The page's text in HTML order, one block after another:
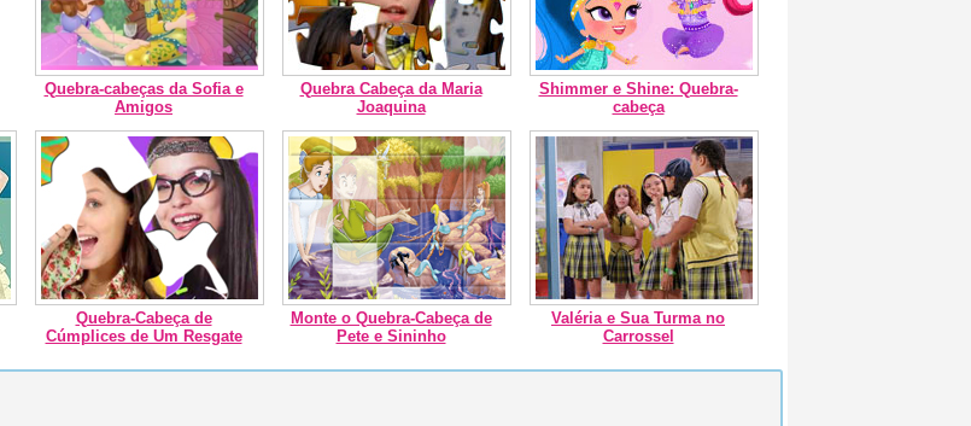
Quebra-cabeças da Sofia e
Amigos
Quebra Cabeça da Maria
Joaquina
Shimmer e Shine: Quebra-
cabeça
Quebra-Cabeça de
Cúmplices de Um Resgate
Monte o Quebra-Cabeça de
Pete e Sininho
Valéria e Sua Turma no
Carrossel